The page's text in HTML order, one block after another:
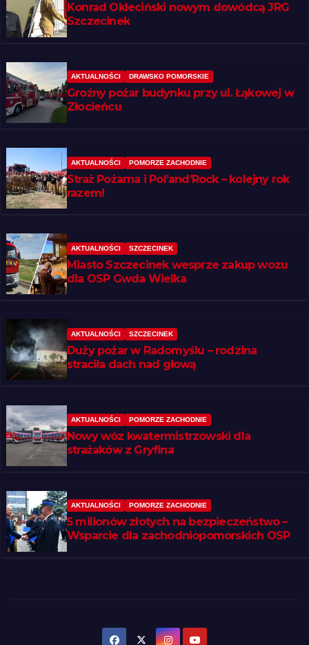
Konrad Okleciński nowym dowódcą JRG
Szczecinek
AKTUALNOŚCI DRAWSKO POMORSKIE
Groźny pożar budynku przy ul. Łąkowej w
Złocieńcu
AKTUALNOŚCI POMORZE ZACHODNIE
Straż Pożarna i Pol’and’Rock – kolejny rok
razem!
AKTUALNOŚCI SZCZECINEK
Miasto Szczecinek wesprze zakup wozu
dla OSP Gwda Wielka
AKTUALNOŚCI SZCZECINEK
Duży pożar w Radomyślu – rodzina
straciła dach nad głową
AKTUALNOŚCI POMORZE ZACHODNIE
Nowy wóz kwatermistrzowski dla
strażaków z Gryfina
AKTUALNOŚCI POMORZE ZACHODNIE
5 milionów złotych na bezpieczeństwo –
Wsparcie dla zachodniopomorskich OSP